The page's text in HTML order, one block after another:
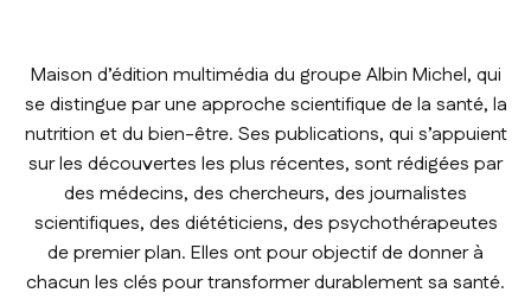
Maison d’édition multimédia du groupe Albin Michel, qui
se distingue par une approche scientifique de la santé, la
nutrition et du bien-être. Ses publications, qui s’appuient
sur les découvertes les plus récentes, sont rédigées par
des médecins, des chercheurs, des journalistes
scientifiques, des diététiciens, des psychothérapeutes
de premier plan. Elles ont pour objectif de donner à
chacun les clés pour transformer durablement sa santé.